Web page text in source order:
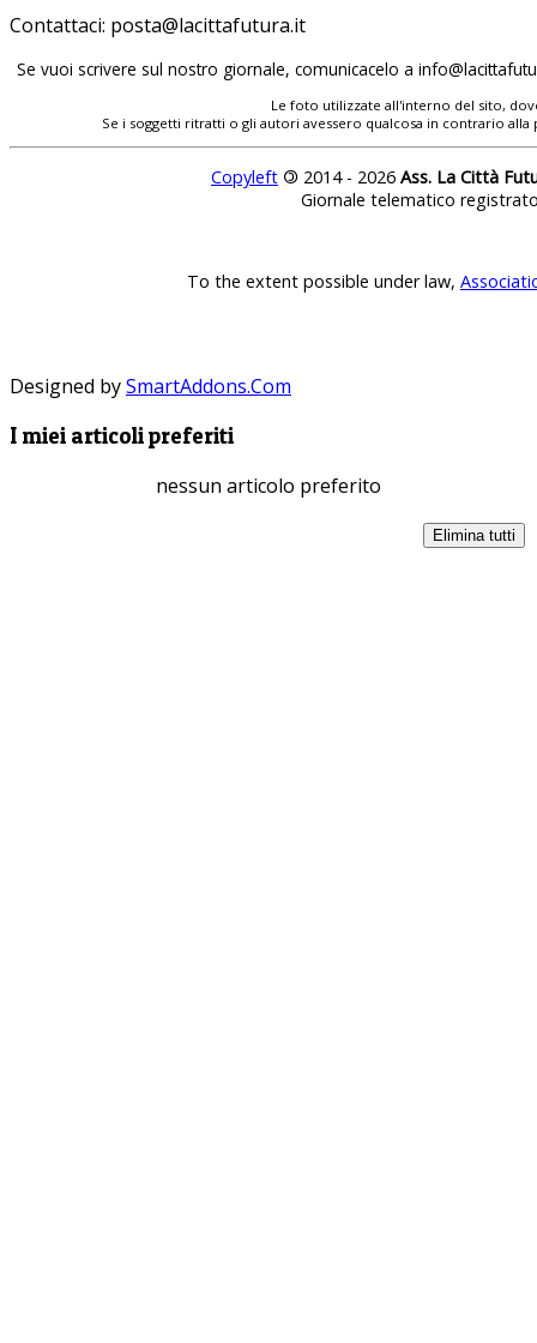
Contattaci:
Se vuoi scrivere sul nostro giornale, comunicacelo a
Le foto utilizzate all'interno del sito,
Se i soggetti ritratti o gli autori avessero qualcosa in contrario
Copyleft © 2014 - 2026 Ass. La Città
Giornale telematico
To the extent possible under law,
Designed bySmartAddons.Com
I miei articoli preferiti
nessun articolo preferito